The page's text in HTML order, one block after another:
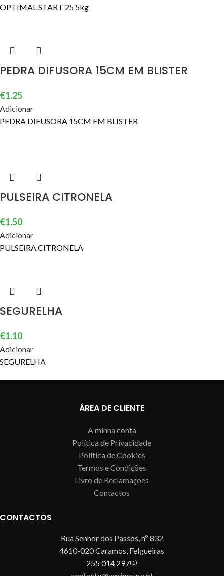
OPTIMAL START 25 5kg
PEDRA DIFUSORA 15CM EM BLISTER
€1.25
Adicionar
PEDRA DIFUSORA 15CM EM BLISTER
PULSEIRA CITRONELA
€1.50
Adicionar
PULSEIRA CITRONELA
SEGURELHA
€1.10
Adicionar
SEGURELHA
ÁREA DE CLIENTE
A minha conta
Política de Privacidade
Política de Cookies
Termos e Condições
Livro de Reclamações
Contactos
CONTACTOS
Rua Senhor dos Passos, nº 832
4610-020 Caramos, Felgueiras
255 014 297(1)